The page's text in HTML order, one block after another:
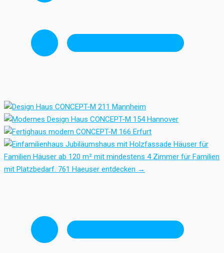
Häuser für
Familien Häuser ab 120 m² mit mindestens 4 Zimmer für Familien
mit Platzbedarf. 761 Haeuser entdecken →